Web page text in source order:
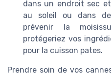
dans un endroit sec
au soleil ou dans
prévenir la
protégeriez vos
pour la cuisson pates.
Prendre soin de vos